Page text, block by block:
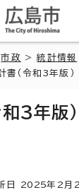
市政 >統計情報
（令和3年版）
3年版）
日 2025年2月